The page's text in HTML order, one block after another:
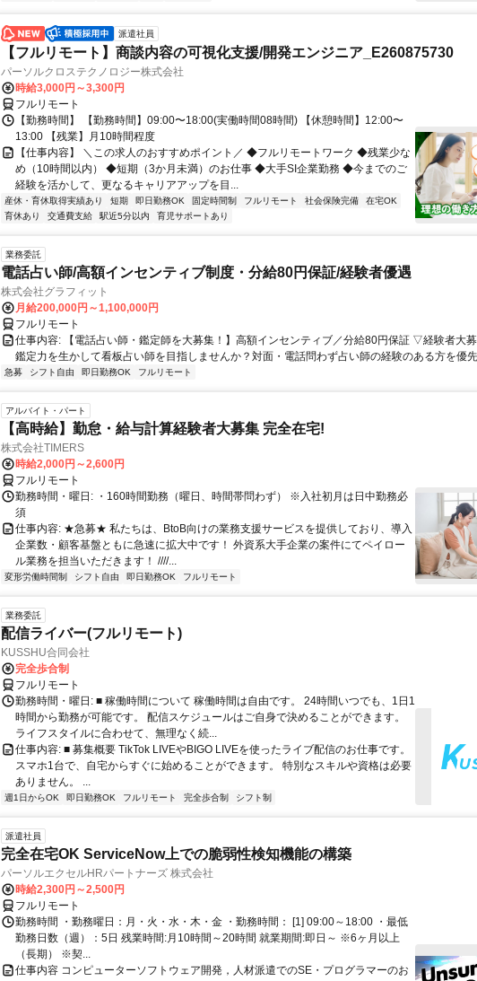
派遣社員
【フルリモート】商談内容の可視化支援/開発エンジニア_E260875730
パーソルクロステクノロジー株式会社
時給3,000円～3,300円
フルリモート
【勤務時間】 【勤務時間】09:00〜18:00(実働時間08時間) 【休憩時間】12:00〜
13:00 【残業】月10時間程度
【仕事内容】 ＼この求人のおすすめポイント／ ◆フルリモートワーク ◆残業少な
め（10時間以内） ◆短期（3か月未満）のお仕事 ◆大手SI企業勤務 ◆今までのご
経験を活かして、更なるキャリアアップを目...
産休・育休取得実績あり 短期 即日勤務OK 固定時間制 フルリモート 社会保険完備
在宅OK
育休あり
交通費支給 駅近5分以内 育児サポートあり
業務委託
電話占い師/高額インセンティブ制度・分給80円保証/経験者優遇
株式会社グラフィット
月給200,000円～1,100,000円
フルリモート
仕事内容: 【電話占い師・鑑定師を大募集！】高額インセンティブ／分給80円保証 ▽経験者大
鑑定力を生かして看板占い師を目指しませんか？対面・電話問わず占い師の経験のある方を優
急募 シフト自由 即日勤務OK フルリモート
アルバイト・パート
【高時給】勤怠・給与計算経験者大募集 完全在宅!
株式会社TIMERS
時給2,000円～2,600円
フルリモート
勤務時間・曜日: ・160時間勤務（曜日、時間帯問わず） ※入社初月は日中勤務必
須
仕事内容: ★急募★ 私たちは、BtoB向けの業務支援サービスを提供しており、導入
企業数・顧客基盤ともに急速に拡大中です！ 外資系大手企業の案件にてペイロー
ル業務を担当いただきます！ ////...
変形労働時間制 シフト自由 即日勤務OK フルリモート
業務委託
配信ライバー(フルリモート)
KUSSHU合同会社
完全歩合制
フルリモート
勤務時間・曜日: ■ 稼働時間について 稼働時間は自由です。 24時間いつでも、1日1
時間から勤務が可能です。 配信スケジュールはご自身で決めることができます。
ライフスタイルに合わせて、無理なく続...
仕事内容: ■ 募集概要 TikTok LIVEやBIGO LIVEを使ったライブ配信のお仕事です。
スマホ1台で、自宅からすぐに始めることができます。 特別なスキルや資格は必要
ありません。 ...
週1日からOK 即日勤務OK フルリモート 完全歩合制 シフト制
派遣社員
完全在宅OK ServiceNow上での脆弱性検知機能の構築
パーソルエクセルHRパートナーズ 株式会社
時給2,300円～2,500円
フルリモート
勤務時間 ・勤務曜日：月・火・水・木・金 ・勤務時間： [1] 09:00～18:00 ・最低
勤務日数（週）：5日 残業時間:月10時間～20時間 就業期間:即日～ ※6ヶ月以上
（長期） ※契...
仕事内容 コンピューターソフトウェア開発，人材派遣でのSE・プログラマーのお